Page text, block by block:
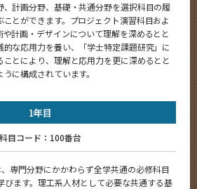
計画分野、基礎・共通分野を選択科目の履
とができます。プロジェクト演習科目およ
計画・デザインについて理解を深めるとと
な応用力を養い、「学士特定課題研究」に
とにより、理解と応用力を更に深めるとと
に構成されています。
1年目
科目コード：100番台
専門分野にかかわらず全学共通の必修科目
びます。理工系人材として必要な共通する基
大学院課程）
インコース（大学院課程）